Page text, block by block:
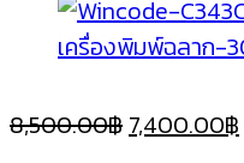
8,500.00฿ Original
7,400.00฿